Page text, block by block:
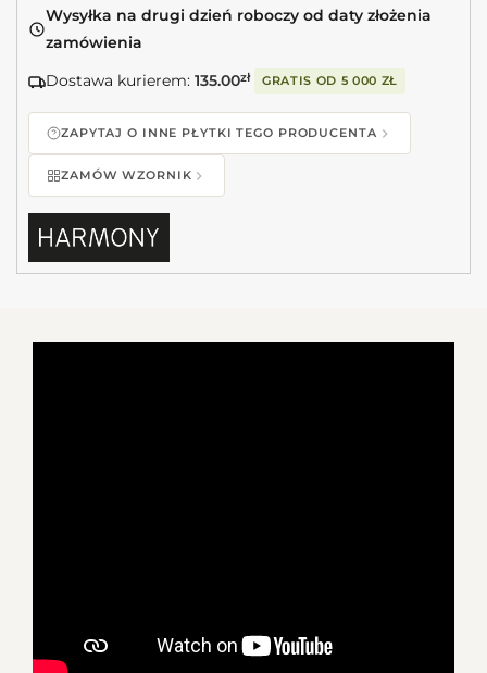
Wysyłka na drugi dzień roboczy od daty złożenia
zamówienia
Dostawa kurierem: 135.00zł GRATIS OD 5 000 ZŁ
ZAPYTAJ O INNE PŁYTKI TEGO PRODUCENTA
ZAMÓW WZORNIK